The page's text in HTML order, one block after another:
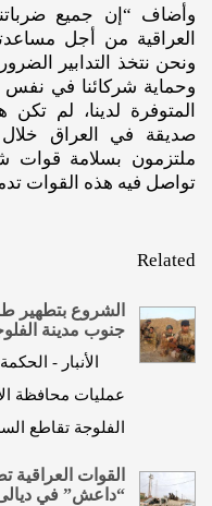
وأضاف “إن جميع
العراقية من أجل
ونحن نتخذ التدابير
وحماية شركائنا في
المتوفرة لدينا، لم
صديقة في العراق
ملتزمون بسلامة قوات
تواصل فيه هذه القوات
Related
الشروع بتطهير
جنوب مدينة
الأنبار -
عمليات محافظة
الفلوجة تقاطع
القوات العراقية
“داعش” في